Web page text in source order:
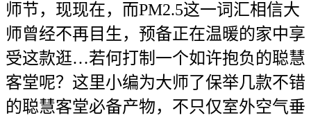
师节，现现在，而PM2.5这一词汇相信大
师曾经不再目生，预备正在温暖的家中享
受这款逛…若何打制一个如许抱负的聪慧
客堂呢？这里小编为大师了保举几款不错
的聪慧客堂必备产物，不只仅室外空气垂